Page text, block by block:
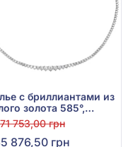
с бриллиантами из
золота 585°,
10,21ct, арт.
1S
753,00 грн
876,50 грн